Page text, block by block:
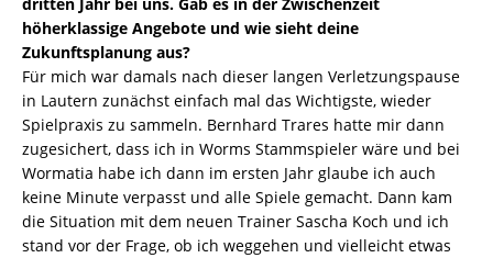
dritten Jahr bei uns. Gab es in der Zwischenzeit
höherklassige Angebote und wie sieht deine
Zukunftsplanung aus?
Für mich war damals nach dieser langen Verletzungspause
in Lautern zunächst einfach mal das Wichtigste, wieder
Spielpraxis zu sammeln. Bernhard Trares hatte mir dann
zugesichert, dass ich in Worms Stammspieler wäre und bei
Wormatia habe ich dann im ersten Jahr glaube ich auch
keine Minute verpasst und alle Spiele gemacht. Dann kam
die Situation mit dem neuen Trainer Sascha Koch und ich
stand vor der Frage, ob ich weggehen und vielleicht etwas